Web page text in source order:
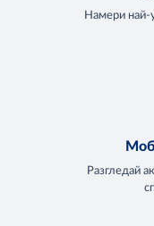
Намери най-
Разгледай